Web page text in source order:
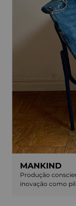
MANKIND
Produção
inovação como